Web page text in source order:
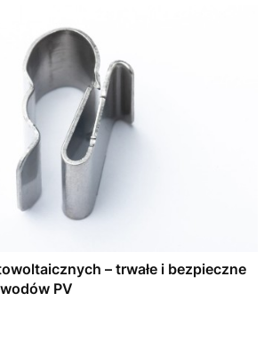
– trwałe i bezpieczne
PV